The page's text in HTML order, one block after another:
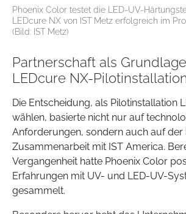
Phoenix Color testet die LED-UV-
LEDcure NX von IST Metz erfolgreich im
(Bild: IST Metz)
Partnerschaft als
LEDcure NX-Pilotinstallation
Die Entscheidung, als Pilotinstallation
wählen, basierte nicht nur auf
Anforderungen, sondern auch auf der
Zusammenarbeit mit IST America.
Vergangenheit hatte Phoenix Color
Erfahrungen mit UV- und LED-UV-
gesammelt.